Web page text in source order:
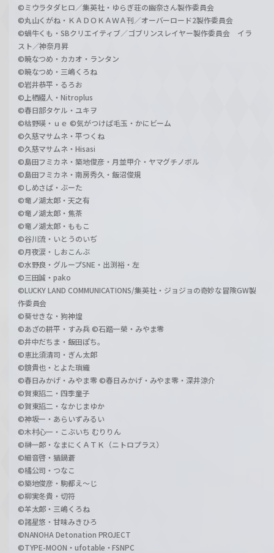
©ミウラタダヒロ／集英社・ゆらぎ荘の幽奈さん製作委員会
©丸山くがね・ＫＡＤＯＫＡＷＡ刊／オーバーロード2製作委員会
©蝸牛くも・SBクリエイティブ／ゴブリンスレイヤー製作委員会 イラ
スト／神奈月昇
©暁なつめ・カカオ・ランタン
©暁なつめ・三嶋くろね
©岩井恭平・るろお
©上栖綴人・Nitroplus
©春日部タケル・ユキヲ
©枯野瑛・ｕｅ ©気がつけば毛玉・かにビーム
©久慈マサムネ・平つくね
©久慈マサムネ・Hisasi
©島田フミカネ・築地俊彦・月並甲介・ヤマグチノボル
©島田フミカネ・南房秀久・飯沼俊規
©しめさば・ぶーた
©竜ノ湖太郎・天之有
©竜ノ湖太郎・焦茶
©竜ノ湖太郎・ももこ
©谷川流・いとうのいぢ
©月夜涙・しおこんぶ
©水野良・グループSNE・出渕裕・左
©三田誠・pako
©LUCKY LAND COMMUNICATIONS/集英社・ジョジョの奇妙な冒険GW製
作委員会
©葵せきな・狗神煌
©あざの耕平・すみ兵 ©石踏一榮・みやま零
©井中だちま・飯田ぽち。
©恵比須清司・ぎん太郎
©鏡貴也・とよた瑣織
©春日みかげ・みやま零 ©春日みかげ・みやま零・深井涼介
©賀東招二・四季童子
©賀東招二・なかじまゆか
©神坂一・あらいずみるい
©木村心一・こぶいち むりりん
©榊一郎・なまにくＡＴＫ（ニトロプラス）
©細音啓・猫鍋蒼
©橘公司・つなこ
©築地俊彦・駒都え～じ
©柳実冬貴・切符
©羊太郎・三嶋くろね
©諸星悠・甘味みきひろ
©NANOHA Detonation PROJECT
©TYPE-MOON・ufotable・FSNPC